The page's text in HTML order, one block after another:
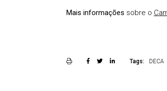
Mais informações sobre o
Tags: DECA